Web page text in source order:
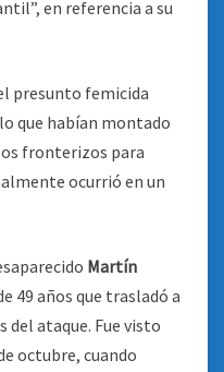
en referencia a su
presunto femicida
que habían montado
fronterizos para
ocurrió en un
Martín
49 años que trasladó a
del ataque. Fue visto
octubre, cuando